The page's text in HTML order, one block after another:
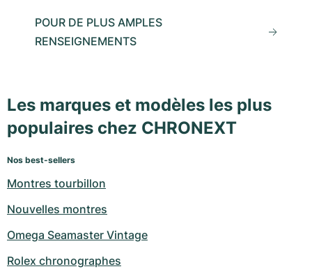
POUR DE PLUS AMPLES
RENSEIGNEMENTS
Les marques et modèles les plus
populaires chez CHRONEXT
Nos best-sellers
Montres tourbillon
Nouvelles montres
Omega Seamaster Vintage
Rolex chronographes